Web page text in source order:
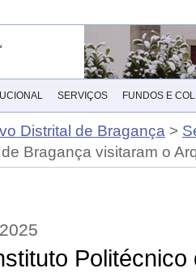
SERVIÇOS FUNDOS E
Distrital de Bragança >
Bragança visitaram o
Politécnico